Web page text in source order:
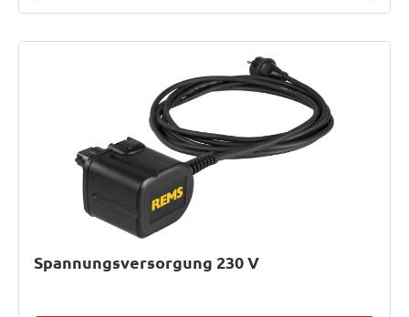
Spannungsversorgung 230 V